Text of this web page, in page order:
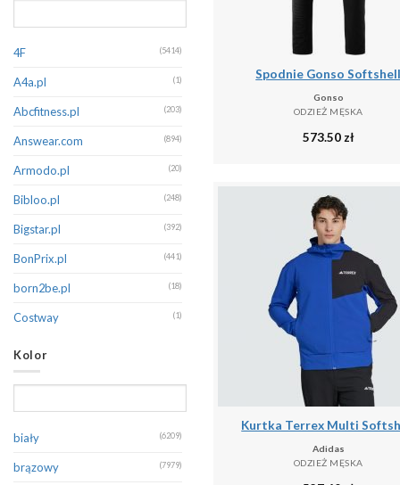
Camel Active (369)
Canadian Peak (199)
Champion (326)
CMP (399)
Columbia (174)
Dare 2B (389)
Decathlon (128)
Diesel (145)
Dsquared2 (132)
Dstrezzed (321)
Eight2Nine
Endurance (123)
Erima (262)
4F (5414)
A4a.pl (1)
Abcfitness.pl (203)
Answear.com (894)
Armodo.pl (20)
Bibloo.pl (248)
Bigstar.pl (392)
BonPrix.pl (441)
born2be.pl (18)
Costway (1)
Denimo.com
Emaga (1)
Eobuwie (179)
Kolor
biały (6209)
brązowy (7979)
Spodnie Gonso Softshell
Gonso
ODZIEŻ MĘSKA
573.50 zł
Kurtka Terrex Multi
Adidas
ODZIEŻ MĘSKA